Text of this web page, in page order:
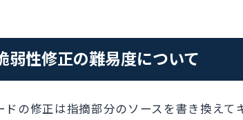
弱性修正の難易度について
ドの修正は指摘部分のソースを書き換え